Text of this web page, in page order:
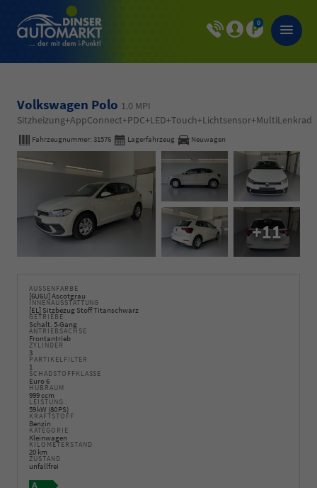
0
Volkswagen Polo 1.0 MPI
Sitzheizung+AppConnect+PDC+LED+Touch+Lichtsensor+MultiLenkrad
Fahrzeugnummer: 31576 Lagerfahrzeug Neuwagen
+11
AUSSENFARBE
[6U6U] Ascotgrau
INNENAUSSTATTUNG
[EL] Sitzbezug Stoff Titanschwarz
GETRIEBE
Schalt. 5-Gang
ANTRIEBSACHSE
Frontantrieb
ZYLINDER
3
PARTIKELFILTER
1
SCHADSTOFFKLASSE
Euro 6
HUBRAUM
999 ccm
LEISTUNG
59 kW (80 PS)
KRAFTSTOFF
Benzin
KATEGORIE
Kleinwagen
KILOMETERSTAND
20 km
ZUSTAND
unfallfrei